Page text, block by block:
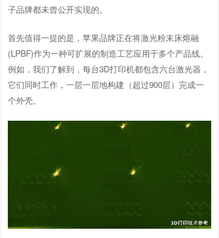
子品牌都未曾公开实现的。
首先值得一提的是，苹果品牌正在将激光粉末床熔融
(LPBF)作为一种可扩展的制造工艺应用于多个产品线。
例如，我们了解到，每台3D打印机都包含六台激光器，
它们同时工作，一层一层地构建（超过900层）完成一
个外壳。